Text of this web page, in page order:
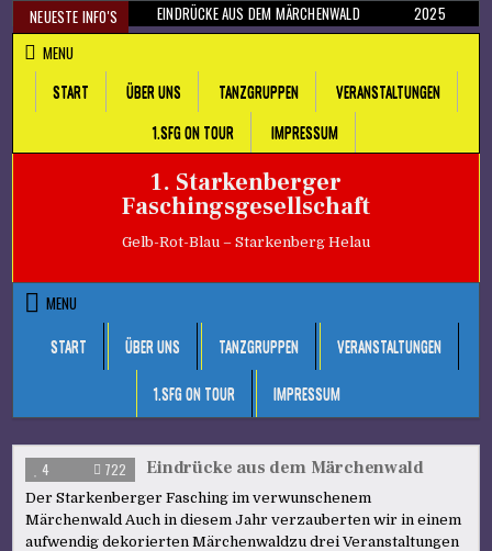
Skip
to
content
NEUESTE INFO'S EINDRÜCKE AUS DEM MÄRCHENWALD
2025
MENU
START
ÜBER UNS TANZGRUPPEN
VERANSTALTUNGEN
1.SFG ON TOUR
IMPRESSUM
1. Starkenberger
Faschingsgesellschaft
Gelb-Rot-Blau – Starkenberg Helau
MENU
START
ÜBER UNS TANZGRUPPEN VERANSTALTUNGEN
1.SFG ON TOUR IMPRESSUM
4 722 Eindrücke aus dem Märchenwald
Der Starkenberger Fasching im verwunschenem
Märchenwald Auch in diesem Jahr verzauberten wir in einem
aufwendig dekorierten Märchenwaldzu drei Veranstaltungen